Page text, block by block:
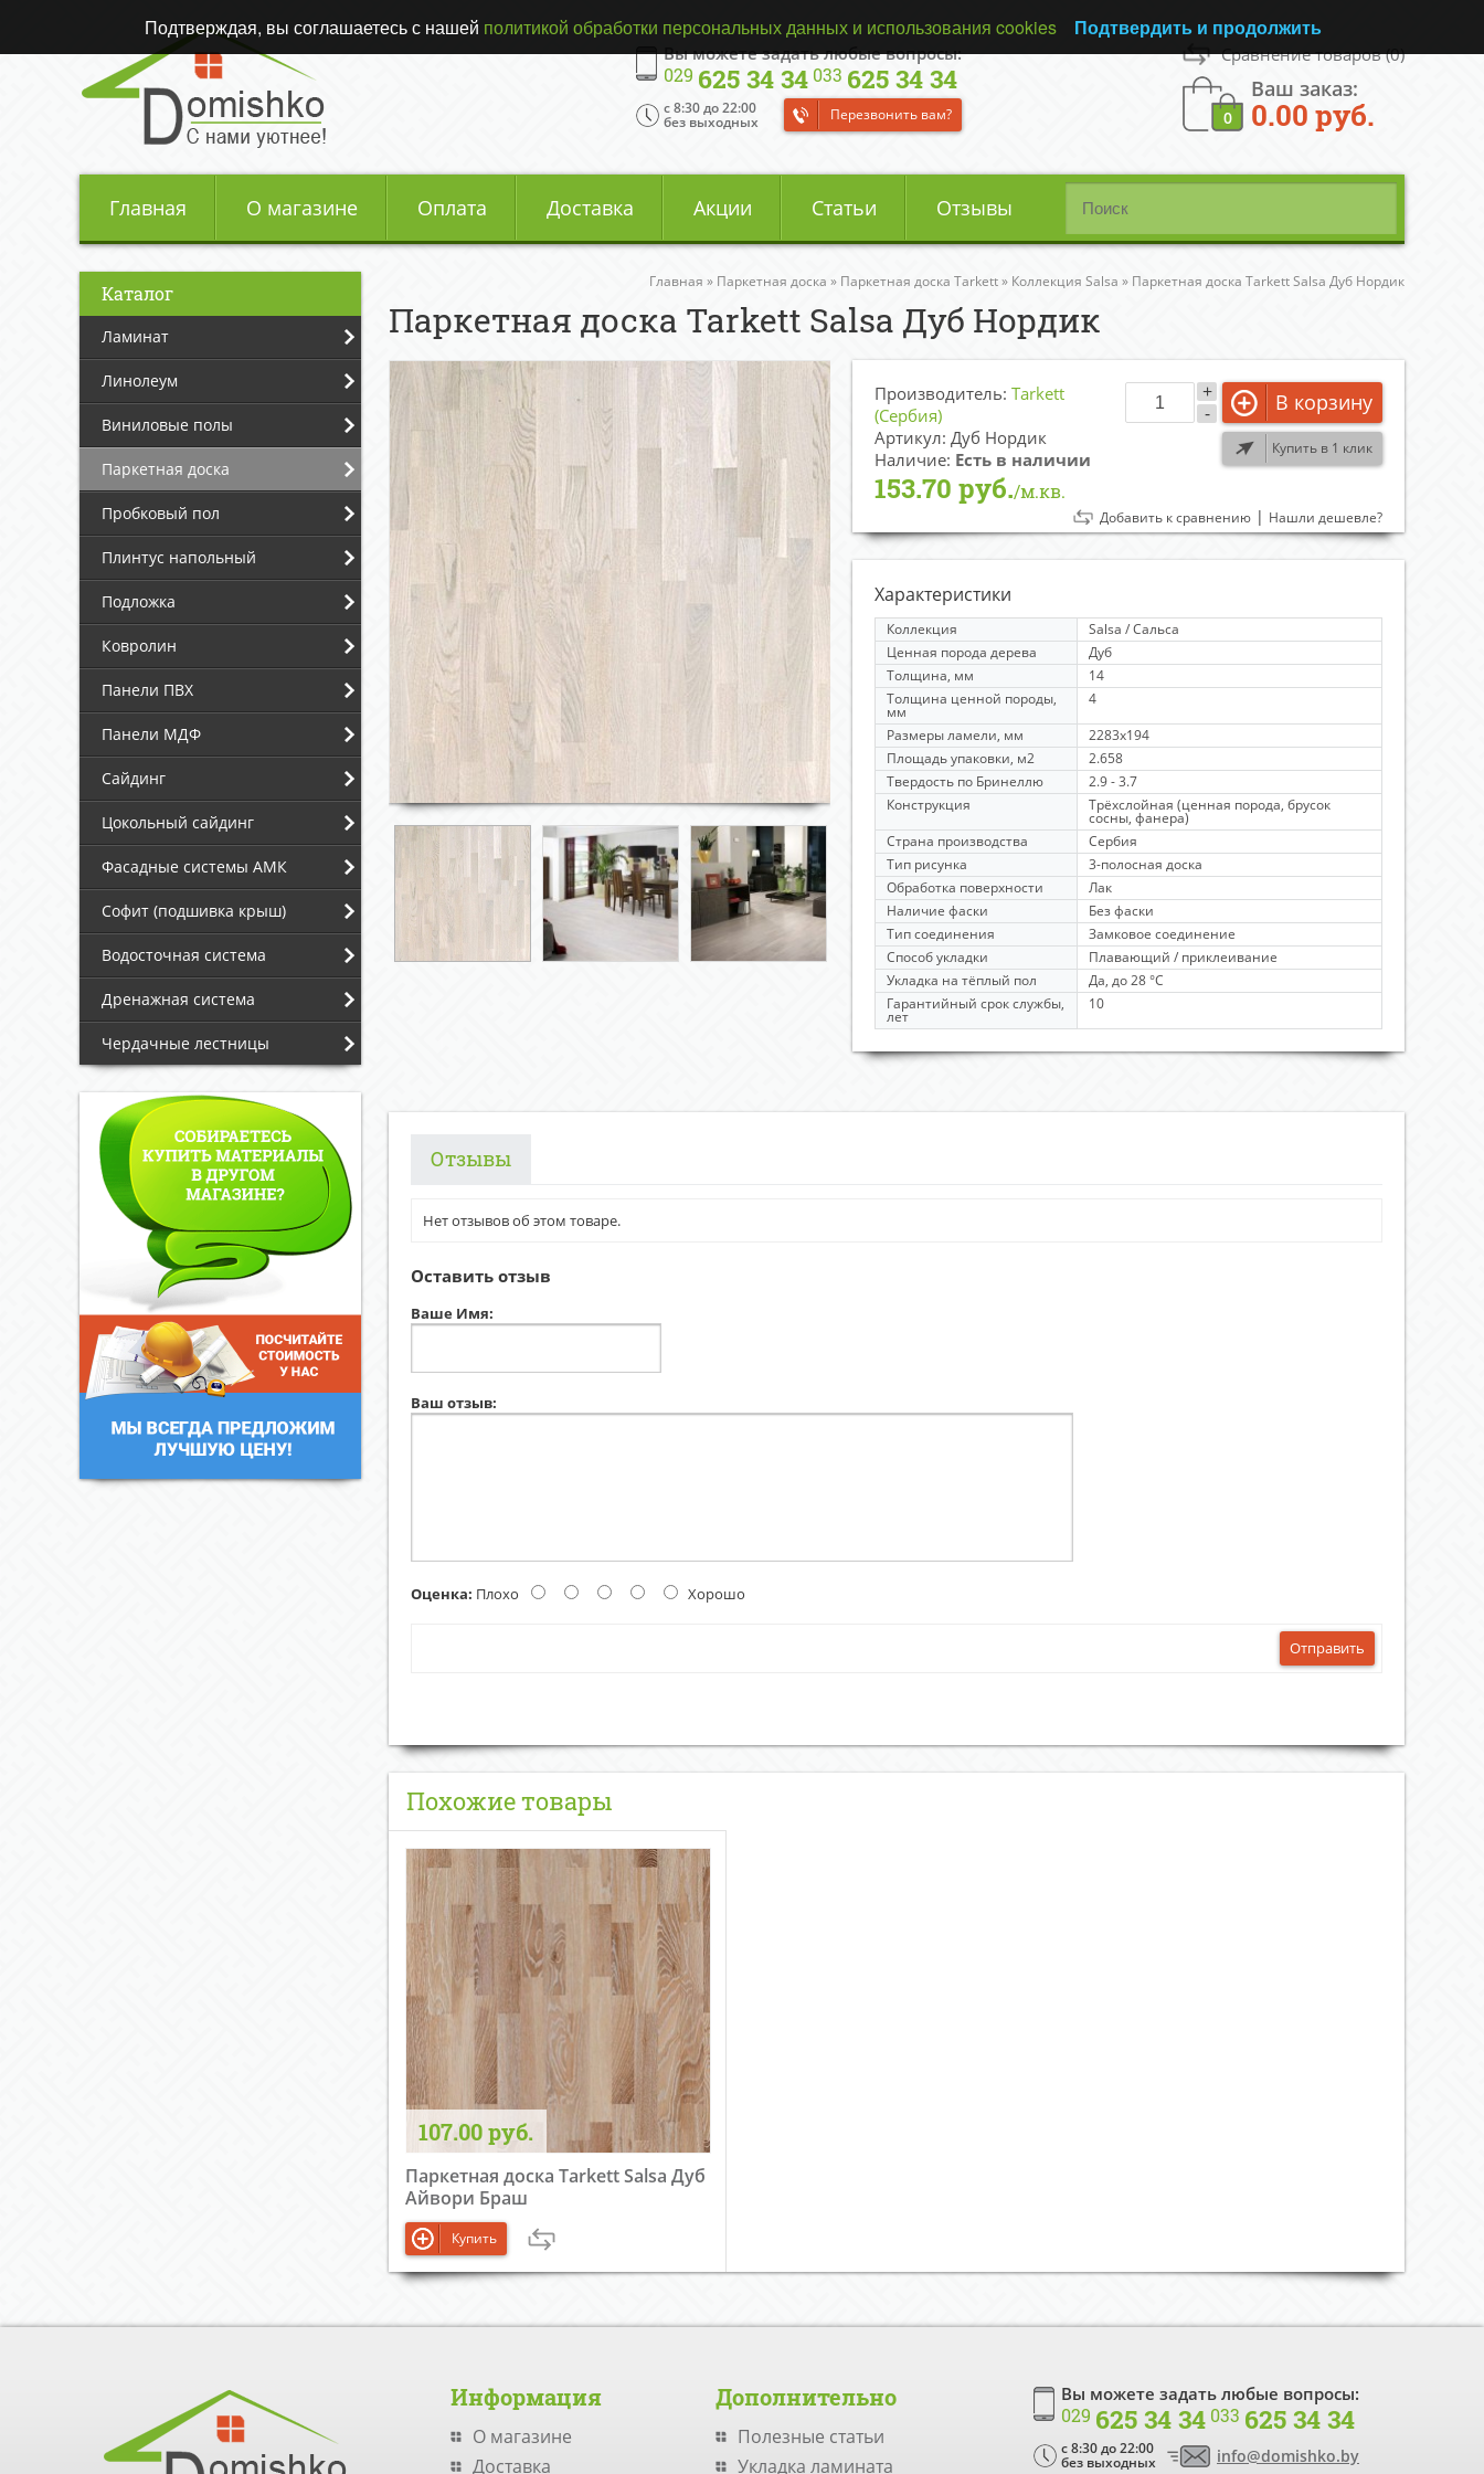
Сравнение товаров(0)
Ваш заказ:
0 0.00 руб.
Вы можете задать любые вопросы:
029 625 34 34 033 625 34 34
Перезвонить вам?
c 8:30 до 22:00
без выходных
Главная О магазине Оплата Доставка Акции Статьи Отзывы
Каталог
Ламинат
Линолеум
Виниловые полы
Паркетная доска
Пробковый пол
Плинтус напольный
Подложка
Ковролин
Панели ПВХ
Панели МДФ
Сайдинг
Цокольный сайдинг
Фасадные системы АМК
Софит (подшивка крыш)
Водосточная система
Дренажная система
Чердачные лестницы
Главная » Паркетная доска » Паркетная доска Tarkett» Коллекция Salsa » Паркетная доска Tarkett Salsa Дуб Нордик
Паркетная доска Tarkett Salsa Дуб Нордик
Производитель: Tarkett
(Сербия)
Артикул: Дуб Нордик
Наличие: Есть в наличии
153.70 руб./м.кв.
-
+ В корзину
Купить в 1 клик
Добавить к сравнению | Нашли дешевле?
Характеристики
Коллекция
Salsa / Сальса
Ценная порода дерева
Дуб
Толщина, мм
14
Толщина ценной породы,
мм
4
Размеры ламели, мм
2283х194
Площадь упаковки, м2
2.658
Твердость по Бринеллю
2.9 - 3.7
Конструкция
Трёхслойная (ценная порода, брусок
сосны, фанера)
Страна производства
Сербия
Тип рисунка
3-полосная доска
Обработка поверхности
Лак
Наличие фаски
Без фаски
Тип соединения
Замковое соединение
Способ укладки
Плавающий / приклеивание
Укладка на тёплый пол
Да, до 28 °C
Гарантийный срок службы,
лет
10
Отзывы
Нет отзывов об этом товаре.
Оставить отзыв
Ваше Имя:
Ваш отзыв:
Оценка: Плохо Хорошо
Отправить
Похожие товары
107.00 руб.
Паркетная доска Tarkett Salsa Дуб
Айвори Браш
Купить
Информация
О магазине
Доставка
Дополнительно
Полезные статьи
Укладка ламината
Вы можете задать любые вопросы:
029 625 34 34 033 625 34 34
c 8:30 до 22:00
без выходных info@domishko.by
Подтверждая, вы соглашаетесь с нашей политикой обработки персональных данных и использования cookies Подтвердить и продолжить